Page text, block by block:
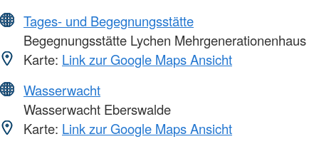
Tages- und Begegnungsstätte
Begegnungsstätte Lychen Mehrgenerationenhaus
Karte: Link zur Google Maps Ansicht
Wasserwacht
Wasserwacht Eberswalde
Karte: Link zur Google Maps Ansicht